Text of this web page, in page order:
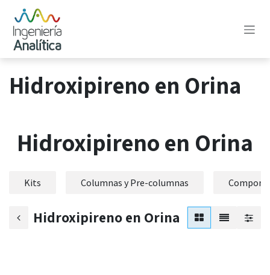
Ir al contenido
Hidroxipireno en Orina
Hidroxipireno en Orina
Kits Columnas y Pre-columnas
Hidroxipireno en Orina